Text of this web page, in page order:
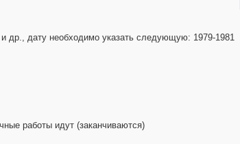
др., дату необходимо указать следующую: 1979-1981
работы идут (заканчиваются)